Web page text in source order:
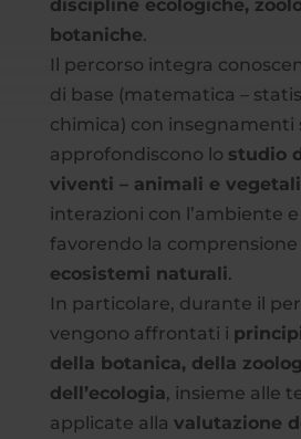
discipline ecologiche,
botaniche.
Il percorso integra
di base (matematica –
chimica) con insegnamenti
approfondiscono lo studio
viventi – animali e vegetali
interazioni con l’ambiente e
favorendo la comprensione
ecosistemi naturali.
In particolare, durante il
vengono affrontati i
della botanica, della
dell’ecologia, insieme alle
applicate alla valutazione